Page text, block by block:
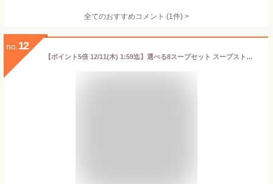
全てのおすすめコメント (1件) >
no. 12
【ポイント5倍 12/11(木) 1:59迄】選べる8スープセット スープストックトーキョー スープストック 内祝い 出産祝い お見舞い 誕生日 のし 熨斗 簡易ボックス 送料無料